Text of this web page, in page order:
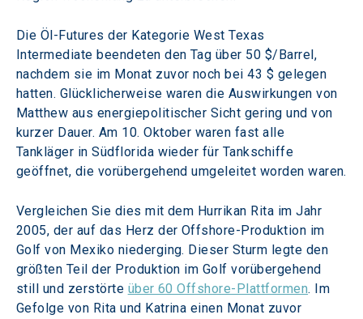
Die Öl-Futures der Kategorie West Texas
Intermediate beendeten den Tag über 50 $/Barrel,
nachdem sie im Monat zuvor noch bei 43 $ gelegen
hatten. Glücklicherweise waren die Auswirkungen von
Matthew aus energiepolitischer Sicht gering und von
kurzer Dauer. Am 10. Oktober waren fast alle
Tankläger in Südflorida wieder für Tankschiffe
geöffnet, die vorübergehend umgeleitet worden waren.
Vergleichen Sie dies mit dem Hurrikan Rita im Jahr
2005, der auf das Herz der Offshore-Produktion im
Golf von Mexiko niederging. Dieser Sturm legte den
größten Teil der Produktion im Golf vorübergehend
still und zerstörte über 60 Offshore-Plattformen. Im
Gefolge von Rita und Katrina einen Monat zuvor